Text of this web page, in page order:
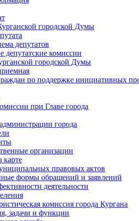
городской Думы
депутатов
депутатские комиссии
городской Думы
по поддержке инициативных
при Главе города
города
организации
карте
правовых актов
формы обращений и заявлений
деятельности
комиссия города Кургана
задачи и функции